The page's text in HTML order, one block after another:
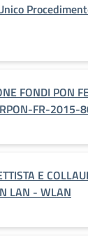
FONDI PON
FR-2015-
E
LAN - WLAN